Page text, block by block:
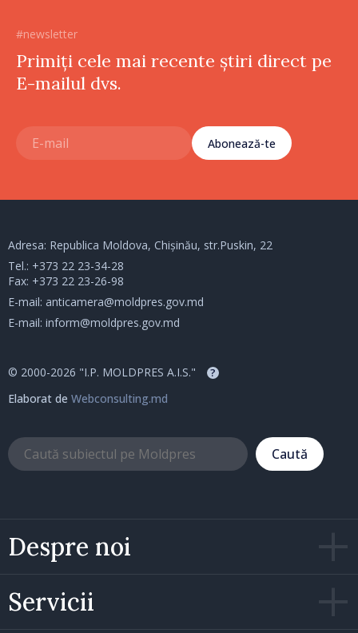
#newsletter
Primiți cele mai recente știri direct pe
E-mailul dvs.
Abonează-te
Despre noi
Servicii
Adresa: Republica Moldova, Chișinău, str.Puskin, 22
Tel.: +373 22 23-34-28
Fax: +373 22 23-26-98
E-mail: anticamera@moldpres.gov.md
E-mail: inform@moldpres.gov.md
© 2000-2026 "I.P. MOLDPRES A.I.S." ?
Elaborat de Webconsulting.md
Caută